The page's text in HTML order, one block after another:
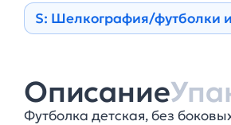
S: Шелкография/футболки
Описание
Футболка детская, без